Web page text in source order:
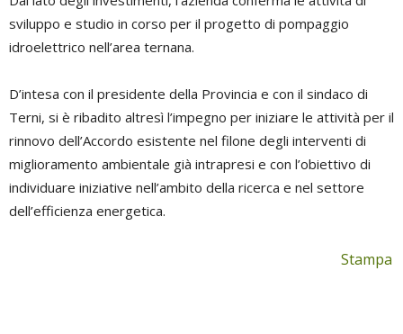
sviluppo e studio in corso per il progetto di pompaggio
idroelettrico nell’area ternana.
D’intesa con il presidente della Provincia e con il sindaco di
Terni, si è ribadito altresì l’impegno per iniziare le attività per il
rinnovo dell’Accordo esistente nel filone degli interventi di
miglioramento ambientale già intrapresi e con l’obiettivo di
individuare iniziative nell’ambito della ricerca e nel settore
dell’efficienza energetica.
Stampa